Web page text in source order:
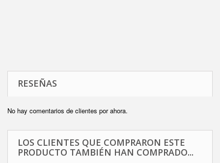
RESEÑAS
No hay comentarios de clientes por ahora.
LOS CLIENTES QUE COMPRARON ESTE
PRODUCTO TAMBIÉN HAN COMPRADO...